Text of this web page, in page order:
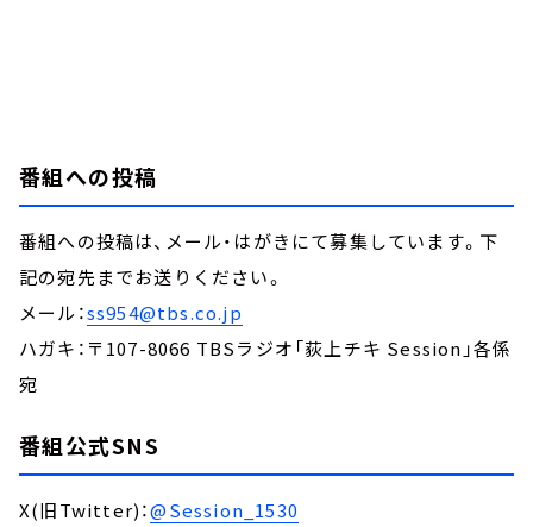
番組への投稿
番組への投稿は、メール・はがきにて募集しています。下
記の宛先までお送りください。
メール：ss954@tbs.co.jp
ハガキ：〒107-8066 TBSラジオ「荻上チキ Session」各係
宛
番組公式SNS
X(旧Twitter)：@Session_1530